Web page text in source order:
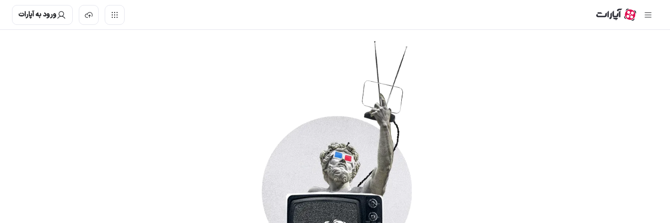
ورود به آپارات